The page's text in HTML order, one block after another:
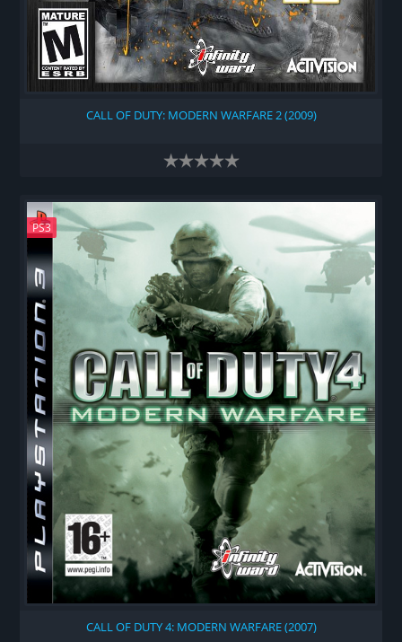
CALL OF DUTY: MODERN WARFARE 2 (2009)
PS3
CALL OF DUTY 4: MODERN WARFARE (2007)